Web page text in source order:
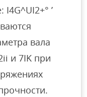
’
вала
и 7IK при